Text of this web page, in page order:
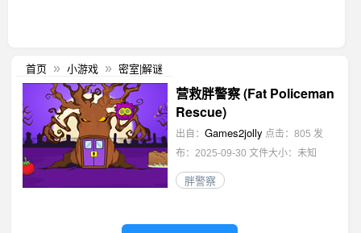
首页 » 小游戏 » 密室|解谜
营救胖警察 (Fat Policeman
Rescue)
出自： Games2jolly 点击：805 发
布：2025-09-30 文件大小：未知
胖警察